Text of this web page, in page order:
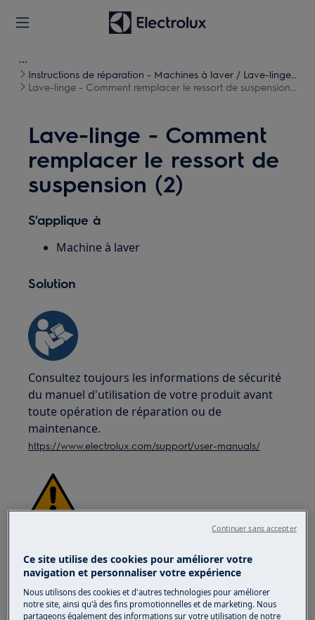
Instructions de réparation - Machines à laver / Lave-linge
séchants
Lave-linge - Comment remplacer le ressort de suspension
Lave-linge - Comment
remplacer le ressort de
suspension (2)
S'applique à
Machine à laver
Solution
Consultez toujours les informations de sécurité
du manuel d'utilisation de votre produit avant
toute opération de réparation ou de
maintenance.
https://www.electrolux.com/support/user-manuals/
RISQUE DE CHOC ÉLECTRIQUE
Avant toute opération de réparation ou de
maintenance, désactivez l'appareil et
débranchez la prise du secteur.
Ce site utilise des cookies pour améliorer votre
navigation et personnaliser votre expérience
Nous utilisons des cookies et d'autres technologies pour améliorer
notre site, ainsi qu'à des fins promotionnelles et de marketing. Nous
partageons également des informations sur votre utilisation de notre
Continuer sans accepter